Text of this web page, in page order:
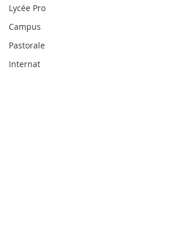
Lycée Pro
Campus
Pastorale
Internat